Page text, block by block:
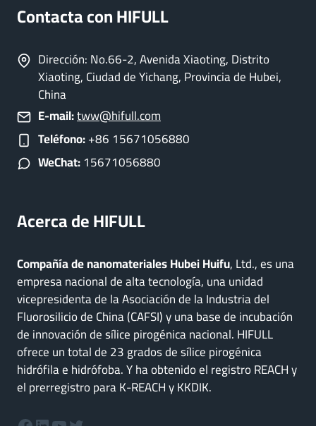
Contacta con HIFULL
Dirección: No.66-2, Avenida Xiaoting, Distrito
Xiaoting, Ciudad de Yichang, Provincia de Hubei,
China
E-mail:tww@hifull.com
Teléfono:+86 15671056880
WeChat:15671056880
Acerca de HIFULL
Compañía de nanomateriales Hubei Huifu, Ltd., es una
empresa nacional de alta tecnología, una unidad
vicepresidenta de la Asociación de la Industria del
Fluorosilicio de China (CAFSI) y una base de incubación
de innovación de sílice pirogénica nacional. HIFULL
ofrece un total de 23 grados de sílice pirogénica
hidrófila e hidrófoba. Y ha obtenido el registro REACH y
el prerregistro para K-REACH y KKDIK.